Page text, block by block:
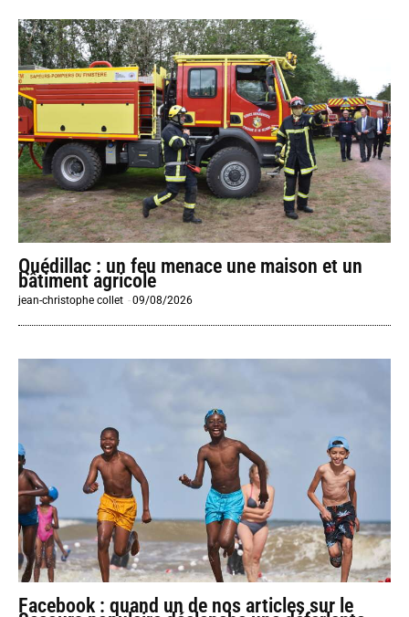
Quédillac : un feu menace une maison et un
bâtiment agricole
jean-christophe collet -09/08/2026
Facebook : quand un de nos articles sur le